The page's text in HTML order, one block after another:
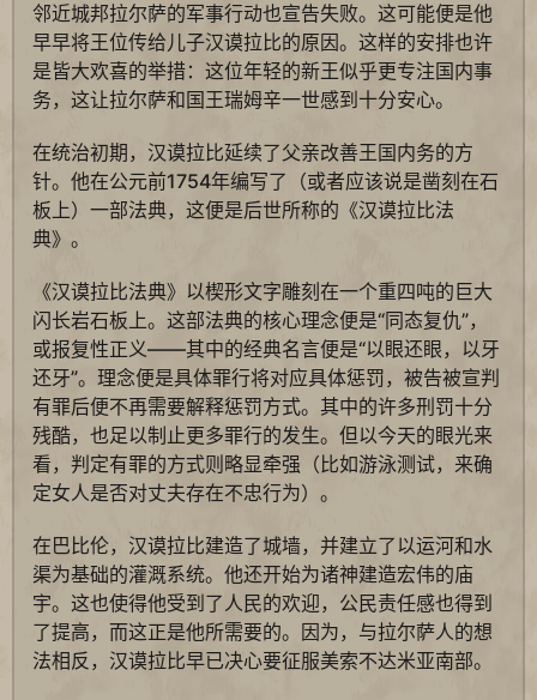
邻近城邦拉尔萨的军事行动也宣告失败。这可能便是他
早早将王位传给儿子汉谟拉比的原因。这样的安排也许
是皆大欢喜的举措：这位年轻的新王似乎更专注国内事
务，这让拉尔萨和国王瑞姆辛一世感到十分安心。
在统治初期，汉谟拉比延续了父亲改善王国内务的方
针。他在公元前1754年编写了（或者应该说是凿刻在石
板上）一部法典，这便是后世所称的《汉谟拉比法
典》。
《汉谟拉比法典》以楔形文字雕刻在一个重四吨的巨大
闪长岩石板上。这部法典的核心理念便是“同态复仇”，
或报复性正义——其中的经典名言便是“以眼还眼，以牙
还牙”。理念便是具体罪行将对应具体惩罚，被告被宣判
有罪后便不再需要解释惩罚方式。其中的许多刑罚十分
残酷，也足以制止更多罪行的发生。但以今天的眼光来
看，判定有罪的方式则略显牵强（比如游泳测试，来确
定女人是否对丈夫存在不忠行为）。
在巴比伦，汉谟拉比建造了城墙，并建立了以运河和水
渠为基础的灌溉系统。他还开始为诸神建造宏伟的庙
宇。这也使得他受到了人民的欢迎，公民责任感也得到
了提高，而这正是他所需要的。因为，与拉尔萨人的想
法相反，汉谟拉比早已决心要征服美索不达米亚南部。